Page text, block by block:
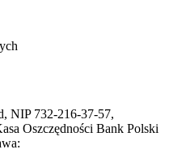
NIP 732-216-37-57,
Oszczędności Bank Polski